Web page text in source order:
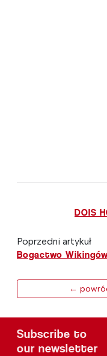
DOIS
Poprzedni artykuł
Bogactwo
←
Subscribe to
our newsletter